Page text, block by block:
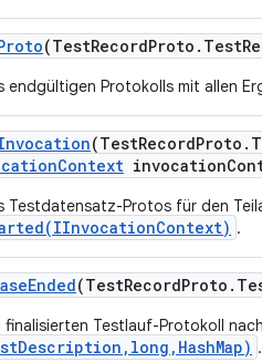
(TestRecordProto . Test
endgültigen Protokolls mit allen
(TestRecordProto .
Context invocation
Testdatensatz-Protos für den
.
Ended(TestRecordProto .
finalisierten Testlauf-Protokoll nach
.